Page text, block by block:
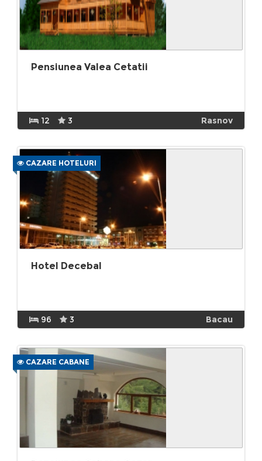
Pensiunea Valea Cetatii
12 3 Rasnov
CAZARE HOTELURI
Hotel Decebal
96 3 Bacau
CAZARE CABANE